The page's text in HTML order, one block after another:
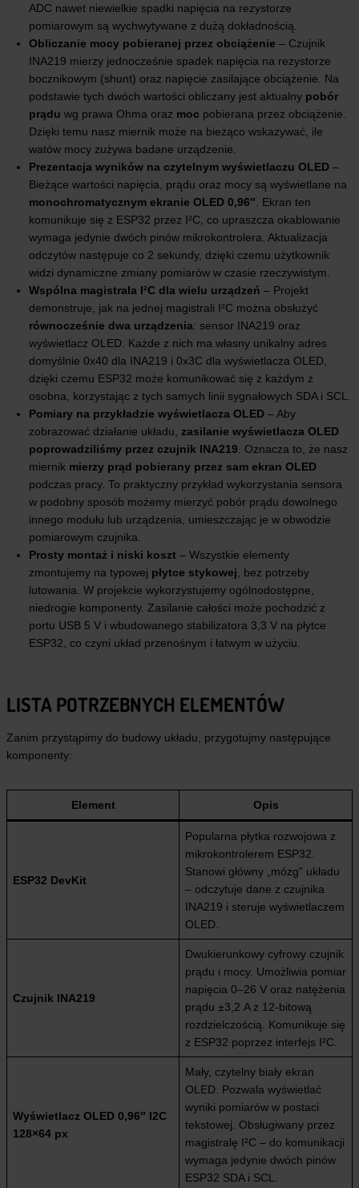
ADC nawet niewielkie spadki napięcia na rezystorze
pomiarowym są wychwytywane z dużą dokładnością.
Obliczanie mocy pobieranej przez obciążenie – Czujnik
INA219 mierzy jednocześnie spadek napięcia na rezystorze
bocznikowym (shunt) oraz napięcie zasilające obciążenie. Na
podstawie tych dwóch wartości obliczany jest aktualny pobór
prądu wg prawa Ohma oraz moc pobierana przez obciążenie.
Dzięki temu nasz miernik może na bieżąco wskazywać, ile
watów mocy zużywa badane urządzenie.
Prezentacja wyników na czytelnym wyświetlaczu OLED –
Bieżące wartości napięcia, prądu oraz mocy są wyświetlane na
monochromatycznym ekranie OLED 0,96″ . Ekran ten
komunikuje się z ESP32 przez I²C, co upraszcza okablowanie
wymaga jedynie dwóch pinów mikrokontrolera. Aktualizacja
odczytów następuje co 2 sekundy, dzięki czemu użytkownik
widzi dynamiczne zmiany pomiarów w czasie rzeczywistym.
Wspólna magistrala I²C dla wielu urządzeń – Projekt
demonstruje, jak na jednej magistrali I²C można obsłużyć
równocześnie dwa urządzenia: sensor INA219 oraz
wyświetlacz OLED. Każde z nich ma własny unikalny adres
domyślnie 0x40 dla INA219 i 0x3C dla wyświetlacza OLED,
dzięki czemu ESP32 może komunikować się z każdym z
osobna, korzystając z tych samych linii sygnałowych SDA i SCL.
Pomiary na przykładzie wyświetlacza OLED – Aby
zobrazować działanie układu, zasilanie wyświetlacza OLED
poprowadziliśmy przez czujnik INA219 . Oznacza to, że nasz
miernik mierzy prąd pobierany przez sam ekran OLED
podczas pracy. To praktyczny przykład wykorzystania sensora
w podobny sposób możemy mierzyć pobór prądu dowolnego
innego modułu lub urządzenia, umieszczając je w obwodzie
pomiarowym czujnika.
Prosty montaż i niski koszt – Wszystkie elementy
zmontujemy na typowej płytce stykowej , bez potrzeby
lutowania. W projekcie wykorzystujemy ogólnodostępne,
niedrogie komponenty. Zasilanie całości może pochodzić z
portu USB 5 V i wbudowanego stabilizatora 3,3 V na płytce
ESP32, co czyni układ przenośnym i łatwym w użyciu.
LISTA POTRZEBNYCH ELEMENTÓW
Zanim przystąpimy do budowy układu, przygotujmy następujące
komponenty:
Element Opis
ESP32 DevKit
Popularna płytka rozwojowa z
mikrokontrolerem ESP32.
Stanowi główny „mózg” układu
– odczytuje dane z czujnika
INA219 i steruje wyświetlaczem
OLED.
Czujnik INA219
Dwukierunkowy cyfrowy czujnik
prądu i mocy. Umożliwia pomiar
napięcia 0–26 V oraz natężenia
prądu ±3,2 A z 12-bitową
rozdzielczością. Komunikuje się
z ESP32 poprzez interfejs I²C.
Wyświetlacz OLED 0,96″ I2C
128×64 px
Mały, czytelny biały ekran
OLED. Pozwala wyświetlać
wyniki pomiarów w postaci
tekstowej. Obsługiwany przez
magistralę I²C – do komunikacji
wymaga jedynie dwóch pinów
ESP32 SDA i SCL.